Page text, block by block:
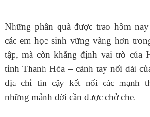
Những phần quà được trao hôm
các em học sinh vững vàng hơn
tập, mà còn khẳng định vai trò của
tỉnh Thanh Hóa – cánh tay nối dài
địa chỉ tin cậy kết nối các mạnh
những mảnh đời cần được chở che.